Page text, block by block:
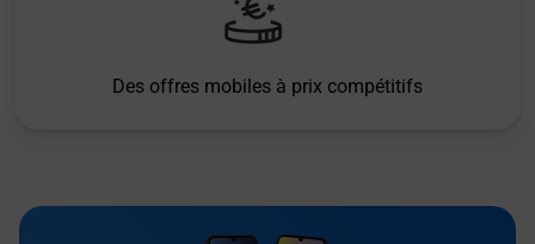
Des offres mobiles à prix compétitifs